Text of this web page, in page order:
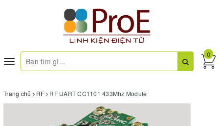
Toggle
navigation
0
Trang chủ RF RF UART CC1101 433Mhz Module